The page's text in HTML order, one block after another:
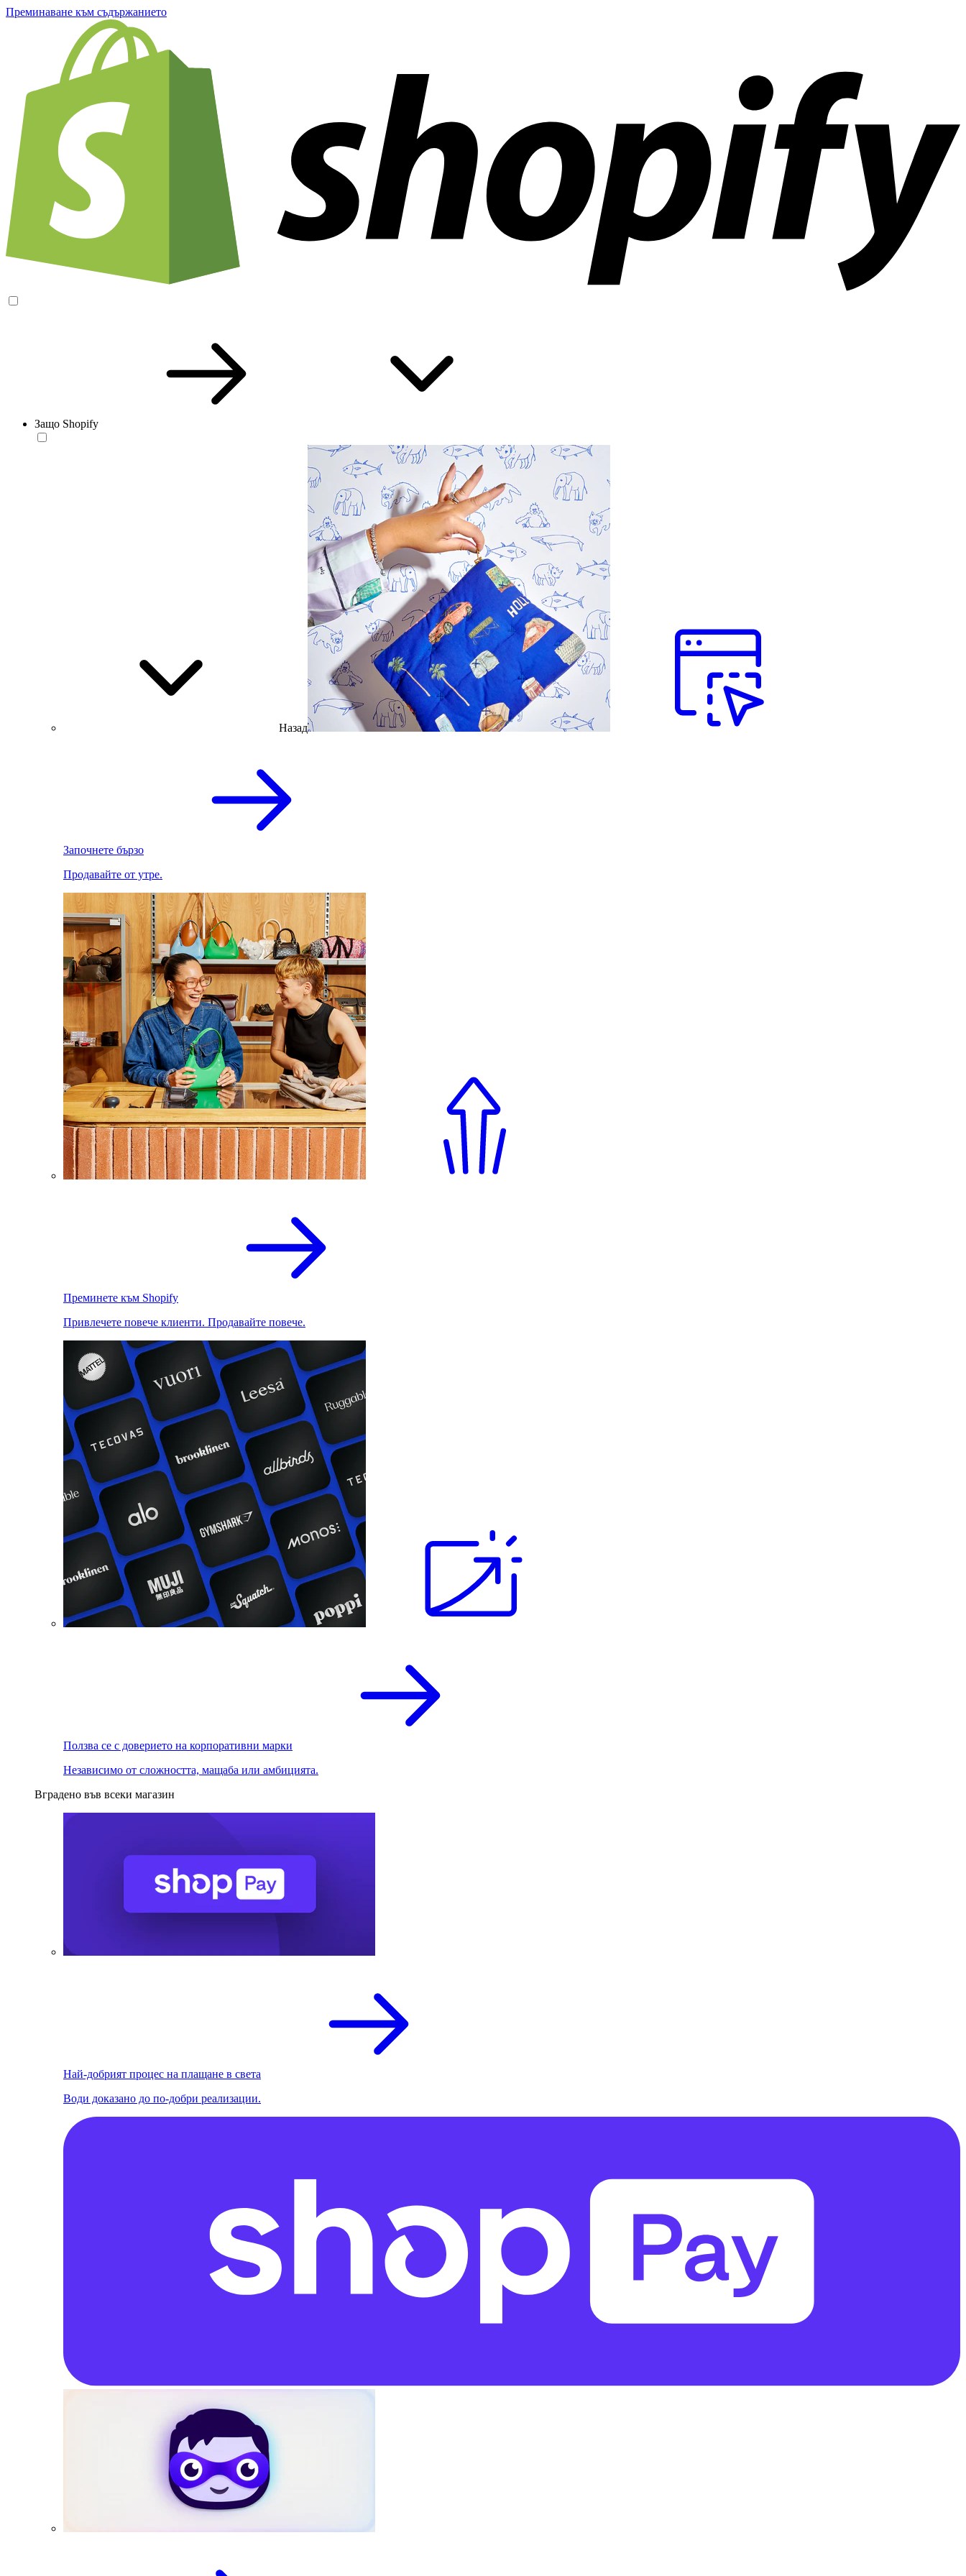
Преминаване към съдържанието
Защо Shopify
Назад
Започнете бързо
Продавайте от утре.
Преминете към Shopify
Привлечете повече клиенти. Продавайте повече.
Ползва се с доверието на корпоративни марки
Независимо от сложността, мащаба или амбицията.
Вградено във всеки магазин
Най-добрият процес на плащане в света
Води доказано до по-добри реализации.